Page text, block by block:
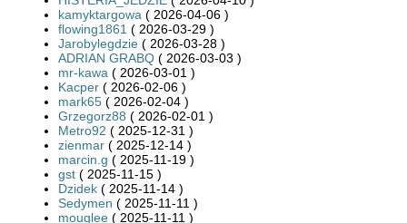
kamyktargowa ( 2026-04-06 )
flowing1861 ( 2026-03-29 )
Jarobylegdzie ( 2026-03-28 )
ADRIAN GRABQ ( 2026-03-03 )
mr-kawa ( 2026-03-01 )
Kacper ( 2026-02-06 )
mark65 ( 2026-02-04 )
Grzegorz88 ( 2026-02-01 )
Metro92 ( 2025-12-31 )
zienmar ( 2025-12-14 )
marcin.g ( 2025-11-19 )
gst ( 2025-11-15 )
Dzidek ( 2025-11-14 )
Sedymen ( 2025-11-11 )
mouglee ( 2025-11-11 )